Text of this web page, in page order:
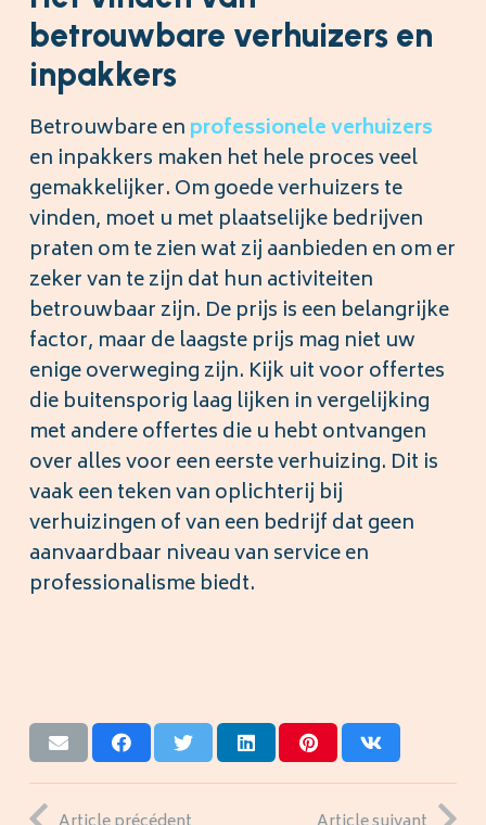
betrouwbare verhuizers en
inpakkers
Betrouwbare enprofessionele verhuizers
en inpakkers maken het hele proces veel
gemakkelijker. Om goede verhuizers te
vinden, moet u met plaatselijke bedrijven
praten om te zien wat zij aanbieden en om er
zeker van te zijn dat hun activiteiten
betrouwbaar zijn. De prijs is een belangrijke
factor, maar de laagste prijs mag niet uw
enige overweging zijn. Kijk uit voor offertes
die buitensporig laag lijken in vergelijking
met andere offertes die u hebt ontvangen
over alles voor een eerste verhuizing. Dit is
vaak een teken van oplichterij bij
verhuizingen of van een bedrijf dat geen
aanvaardbaar niveau van service en
professionalisme biedt.